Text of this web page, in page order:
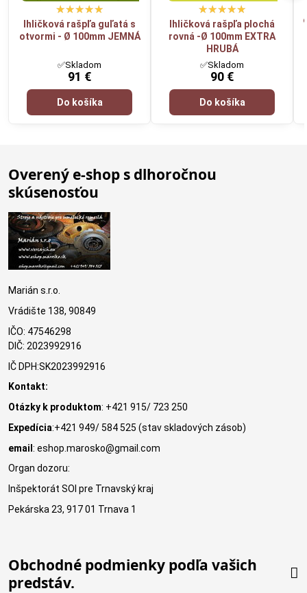
Ihličková rašpľa guľatá s
otvormi - Ø 100mm JEMNÁ
✅Skladom
91 €
Do košíka
Ihličková rašpľa plochá
rovná -Ø 100mm EXTRA
HRUBÁ
✅Skladom
90 €
Do košíka
Overený e-shop s dlhoročnou
skúsenosťou
Marián s.r.o.
Vrádište 138, 90849
IČO: 47546298
DIČ: 2023992916
IČ DPH:SK2023992916
Kontakt:
Otázky k produktom: +421 915/ 723 250
Expedícia:+421 949/ 584 525 (stav skladových zásob)
email : eshop.marosko@gmail.com
Organ dozoru:
Inšpektorát SOI pre Trnavský kraj
Pekárska 23, 917 01 Trnava 1
Obchodné podmienky podľa vašich
predstáv.